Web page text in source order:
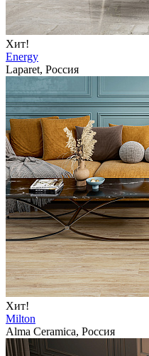
Хит!
Energy
Laparet, Россия
Хит!
Milton
Alma Ceramica, Россия